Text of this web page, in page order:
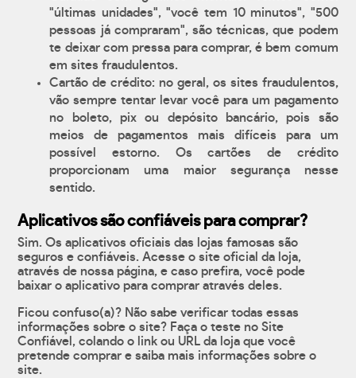
"últimas unidades", "você tem 10 minutos", "500
pessoas já compraram", são técnicas, que podem
te deixar com pressa para comprar, é bem comum
em sites fraudulentos.
Cartão de crédito: no geral, os sites fraudulentos,
vão sempre tentar levar você para um pagamento
no boleto, pix ou depósito bancário, pois são
meios de pagamentos mais difíceis para um
possível estorno. Os cartões de crédito
proporcionam uma maior segurança nesse
sentido.
Aplicativos são confiáveis para comprar?
Sim. Os aplicativos oficiais das lojas famosas são
seguros e confiáveis. Acesse o site oficial da loja,
através de nossa página, e caso prefira, você pode
baixar o aplicativo para comprar através deles.
Ficou confuso(a)? Não sabe verificar todas essas
informações sobre o site? Faça o teste no Site
Confiável, colando o link ou URL da loja que você
pretende comprar e saiba mais informações sobre o
site.